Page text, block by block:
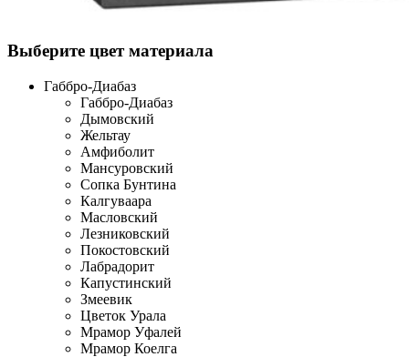
Выберите цвет материала
Габбро-Диабаз
Габбро-Диабаз
Дымовский
Жельтау
Амфиболит
Мансуровский
Сопка Бунтина
Калгуваара
Масловский
Лезниковский
Покостовский
Лабрадорит
Капустинский
Змеевик
Цветок Урала
Мрамор Уфалей
Мрамор Коелга